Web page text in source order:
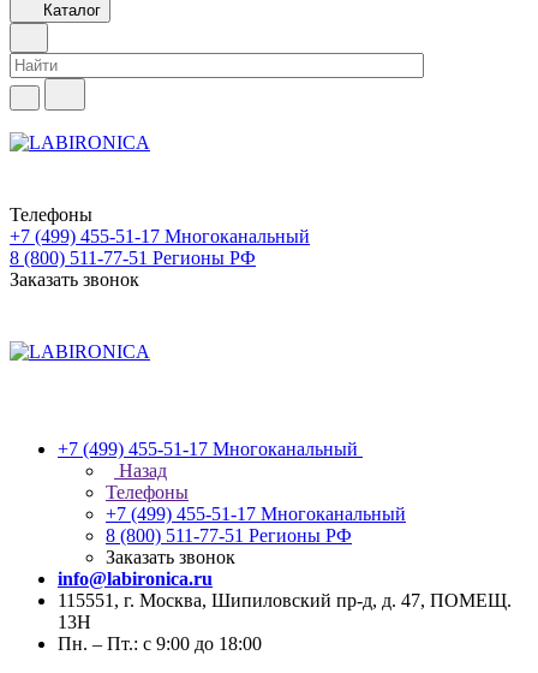
Каталог
Телефоны
+7 (499) 455-51-17 Многоканальный
8 (800) 511-77-51 Регионы РФ
Заказать звонок
+7 (499) 455-51-17 Многоканальный
Назад
Телефоны
+7 (499) 455-51-17 Многоканальный
8 (800) 511-77-51 Регионы РФ
Заказать звонок
info@labironica.ru
115551, г. Москва, Шипиловский пр-д, д. 47, ПОМЕЩ.
13Н
Пн. – Пт.: с 9:00 до 18:00